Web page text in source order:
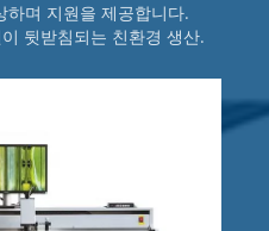
하며 지원을 제공합니다.
뒷받침되는 친환경 생산.